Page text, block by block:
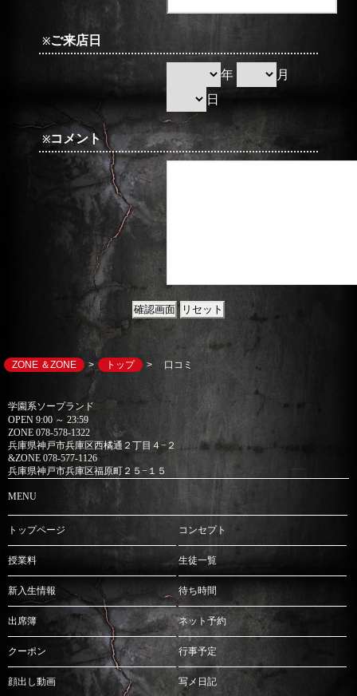
※ご来店日
年
月
日
※コメント
ZONE ＆ZONE トップ 口コミ
学園系ソープランド
OPEN 9:00 ～ 23:59
ZONE 078-578-1322
兵庫県神戸市兵庫区西橘通２丁目４−２
&ZONE 078-577-1126
兵庫県神戸市兵庫区福原町２５−１５
MENU
トップページ コンセプト
授業料 生徒一覧
新入生情報 待ち時間
出席簿 ネット予約
クーポン 行事予定
顔出し動画 写メ日記